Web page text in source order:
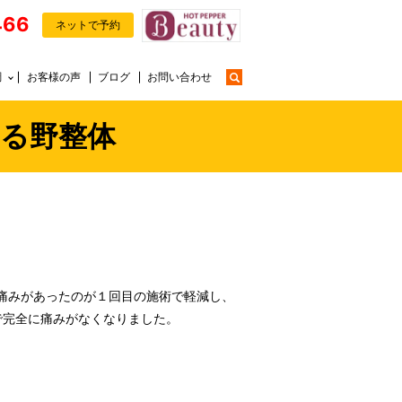
お客様の声 ブログ お問い合わせ
ネットで予約
野整体
みがあったのが１回目の施術で軽減し、
全に痛みがなくなりました。